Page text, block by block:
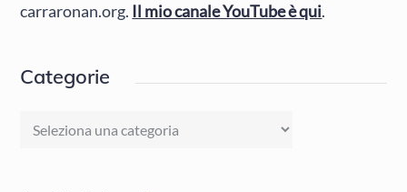
carraronan.org. Il mio canale YouTube è qui.
Categorie
Categorie